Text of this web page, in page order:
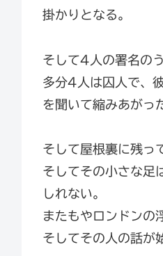
掛かりとなる。
そして4人の署名の
多分4人は囚人で、
を聞いて縮みあがっ
そして屋根裏に残っ
そしてその小さな足
しれない。
またもやロンドンの
そしてその人の話が